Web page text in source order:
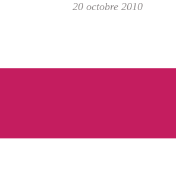
20 octobre 2010